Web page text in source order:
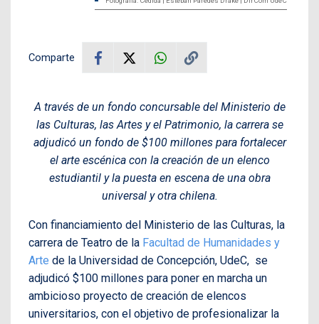
Comparte
A través de un fondo concursable del Ministerio de
las Culturas, las Artes y el Patrimonio, la carrera se
adjudicó un fondo de $100 millones para fortalecer
el arte escénica con la creación de un elenco
estudiantil y la puesta en escena de una obra
universal y otra chilena.
Con financiamiento del Ministerio de las Culturas, la
carrera de Teatro de la Facultad de Humanidades y
Arte de la Universidad de Concepción, UdeC, se
adjudicó $100 millones para poner en marcha un
ambicioso proyecto de creación de elencos
universitarios, con el objetivo de profesionalizar la